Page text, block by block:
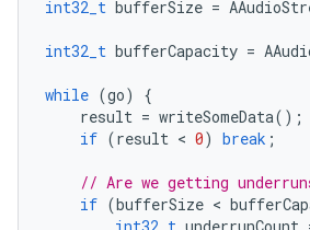
int32_t bufferSize =
int32_t bufferCapacity =
while (go)
{
result = writeSomeData();
if (result < 0) break ;
// Are we getting
if (bufferSize <